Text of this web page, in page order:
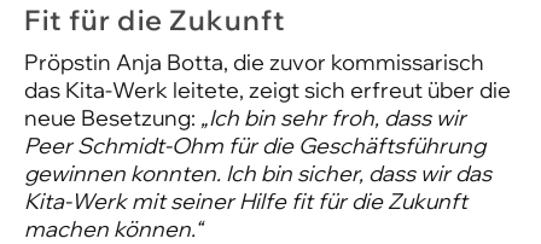
Fit für die Zukunft
Pröpstin Anja Botta, die zuvor kommissarisch
das Kita-Werk leitete, zeigt sich erfreut über die
neue Besetzung: „Ich bin sehr froh, dass wir
Peer Schmidt-Ohm für die Geschäftsführung
gewinnen konnten. Ich bin sicher, dass wir das
Kita-Werk mit seiner Hilfe fit für die Zukunft
machen können.“